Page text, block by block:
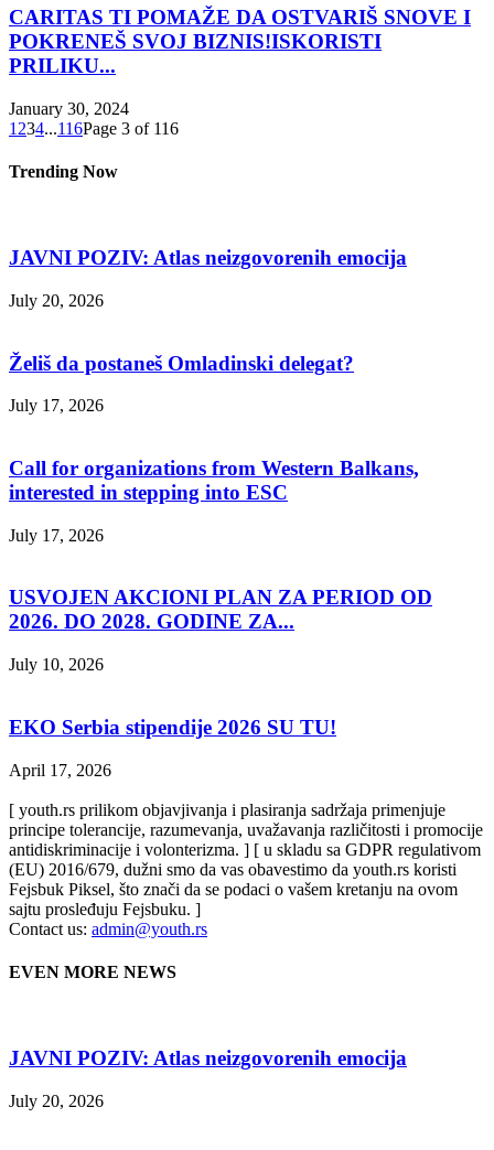
CARITAS TI POMAŽE DA OSTVARIŠ SNOVE I
POKRENEŠ SVOJ BIZNIS!ISKORISTI
PRILIKU...
January 30, 2024
1 234...116Page 3 of 116
Trending Now
JAVNI POZIV: Atlas neizgovorenih emocija
July 20, 2026
Želiš da postaneš Omladinski delegat?
July 17, 2026
Call for organizations from Western Balkans,
interested in stepping into ESC
July 17, 2026
USVOJEN AKCIONI PLAN ZA PERIOD OD
2026. DO 2028. GODINE ZA...
July 10, 2026
EKO Serbia stipendije 2026 SU TU!
April 17, 2026
[ youth.rs prilikom objavjivanja i plasiranja sadržaja primenjuje
principe tolerancije, razumevanja, uvažavanja različitosti i promocije
antidiskriminacije i volonterizma. ] [ u skladu sa GDPR regulativom
(EU) 2016/679, dužni smo da vas obavestimo da youth.rs koristi
Fejsbuk Piksel, što znači da se podaci o vašem kretanju na ovom
sajtu prosleđuju Fejsbuku. ]
Contact us: admin@youth.rs
EVEN MORE NEWS
JAVNI POZIV: Atlas neizgovorenih emocija
July 20, 2026